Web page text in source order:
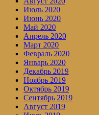
Июль 2020
Июнь 2020
Май 2020
Апрель 2020
Март 2020
Февраль 2020
Январь 2020
Декабрь 2019
Ноябрь 2019
Октябрь 2019
Сентябрь 2019
Август 2019